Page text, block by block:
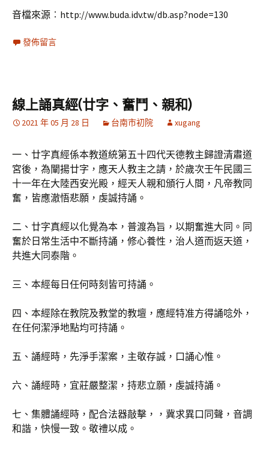
音檔來源︰http://www.buda.idv.tw/db.asp?node=130
發佈留言
線上誦真經(廿字、奮鬥、親和)
2021 年 05 月 28 日 台南市初院 xugang
一、廿字真經係本教道統第五十四代天德教主歸證清肅道
宮後，為闡揚廿字，應天人教主之請，於歲次壬午民國三
十一年在大陸西安光殿，經天人親和頒行人間，凡帝教同
奮，皆應澈悟悲願，虔誠持誦。
二、廿字真經以化覺為本，普渡為旨，以期奮進大同。同
奮於日常生活中不斷持誦，修心養性，治人道而返天道，
共進大同泰階。
三、本經每日任何時刻皆可持誦。
四、本經除在教院及教堂的教壇，應經特准方得誦唸外，
在任何潔淨地點均可持誦。
五、誦經時，先淨手潔案，主敬存誠，口誦心惟。
六、誦經時，宜莊嚴整潔，持悲立願，虔誠持誦。
七、集體誦經時，配合法器敲擊，，冀求異口同聲，音調
和諧，快慢一致。敬禮以成。